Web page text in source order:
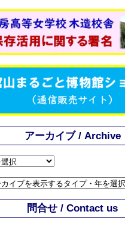
b
o
o
t
e
u
b
e
C
a
e
アーカイブ / Archive
問合せ / Contact us